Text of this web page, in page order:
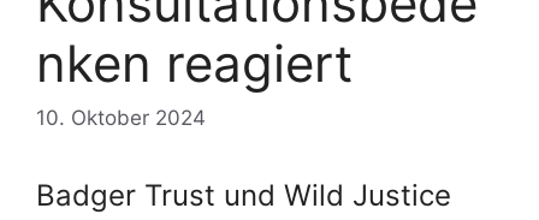
nken reagiert
10. Oktober 2024
Badger Trust und Wild Justice